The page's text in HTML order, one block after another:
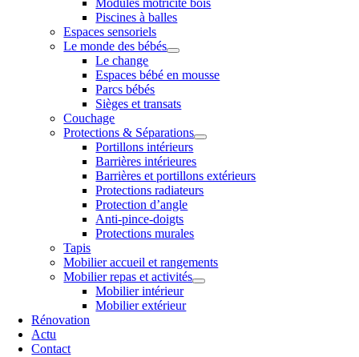
Modules motricité bois
Piscines à balles
Espaces sensoriels
Le monde des bébés
Le change
Espaces bébé en mousse
Parcs bébés
Sièges et transats
Couchage
Protections & Séparations
Portillons intérieurs
Barrières intérieures
Barrières et portillons extérieurs
Protections radiateurs
Protection d’angle
Anti-pince-doigts
Protections murales
Tapis
Mobilier accueil et rangements
Mobilier repas et activités
Mobilier intérieur
Mobilier extérieur
Rénovation
Actu
Contact